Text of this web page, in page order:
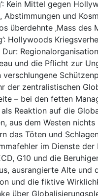
Kein Mittel gegen
Abstimmungen und
überdehnte ‚Mass des
Hollywoods
und die Pflicht zur
der zentralistischen
– bei den fetten
Reaktion auf die
aus dem Westen nichts
das Töten und
im Dienste der
G10 und die
ausrangierte Alte und
und die fiktive
über